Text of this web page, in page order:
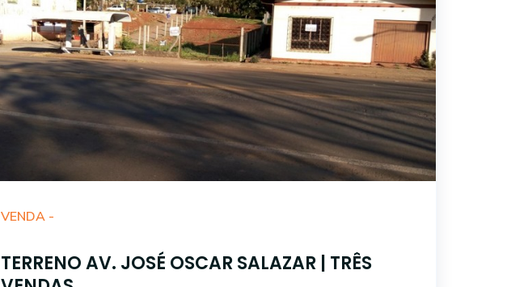
VENDA -
TERRENO AV. JOSÉ OSCAR SALAZAR | TRÊS